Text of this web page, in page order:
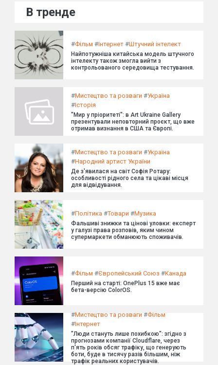
В тренде
#Фільм #Інтернет #Штучний інтелект
Найпотужніша китайська модель штучного
інтелекту також змогла вийти з
контрольованого середовища тестування.
#Мистецтво та розваги #Україна
#Історія
"Мир у пріоритеті": в Art Ukraine Gallery
презентували неповторний проєкт, що вже
отримав визнання в США та Європі.
#Мистецтво та розваги #Україна
#Народний артист України
Де з'явилася на світ Софія Ротару:
особливості рідного села та цікаві місця
для відвідування.
#Політика #Товари #Музика
Фальшиві знижки та цінові уловки: експерт
у галузі права розповів, яким чином
супермаркети обманюють споживачів.
#Фільм #Європейський Союз #Канада
Перший на старті: OnePlus 15 вже має
бета-версію ColorOS.
#Мистецтво та розваги #Фільм
#Інтернет
"Люди стануть лише похибкою": згідно з
прогнозами компанії Cloudflare, через
п'ять років обсяг трафіку, що генерують
боти, буде в тисячу разів більшим, ніж
трафік реальних користувачів.